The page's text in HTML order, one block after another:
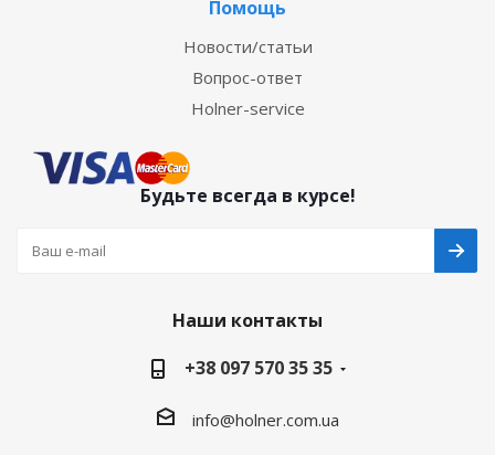
Помощь
Новости/статьи
Вопрос-ответ
Holner-service
Будьте всегда в курсе!
Наши контакты
+38 097 570 35 35
info@holner.com.ua